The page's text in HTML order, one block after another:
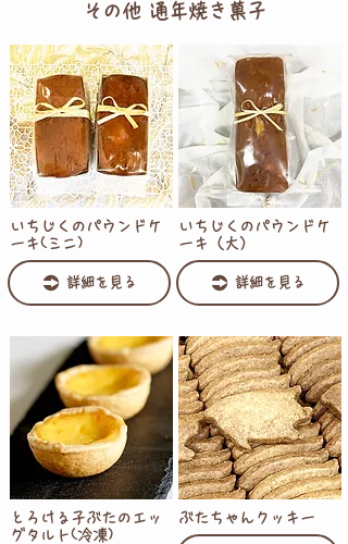
その他 通年焼き菓子
いちじくのパウンドケ
ーキ(ミニ)
詳細を見る
とろける子ぶたのエッ
グタルト(冷凍)
いちじくのパウンドケ
ーキ（大）
詳細を見る
ぶたちゃんクッキー